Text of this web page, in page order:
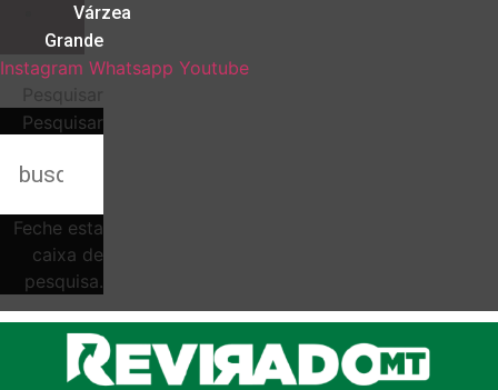
Várzea
Grande
Instagram Whatsapp Youtube
Pesquisar
Pesquisar
Feche esta
caixa de
pesquisa.